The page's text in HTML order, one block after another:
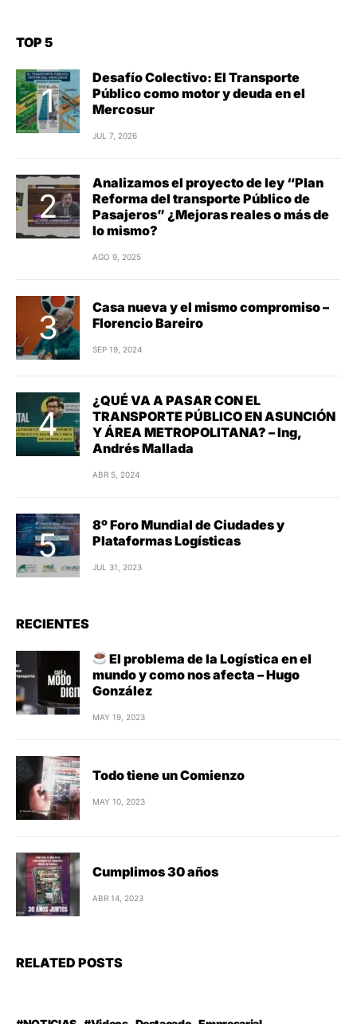
TOP 5
Desafío Colectivo: El Transporte
Público como motor y deuda en el
Mercosur
JUL 7, 2026
Analizamos el proyecto de ley “Plan
Reforma del transporte Público de
Pasajeros” ¿Mejoras reales o más de
lo mismo?
AGO 9, 2025
Casa nueva y el mismo compromiso –
Florencio Bareiro
SEP 19, 2024
¿QUÉ VA A PASAR CON EL
TRANSPORTE PÚBLICO EN ASUNCIÓN
Y ÁREA METROPOLITANA? – Ing,
Andrés Mallada
ABR 5, 2024
8º Foro Mundial de Ciudades y
Plataformas Logísticas
JUL 31, 2023
RECIENTES
El problema de la Logística en el
mundo y como nos afecta – Hugo
González
MAY 19, 2023
Todo tiene un Comienzo
MAY 10, 2023
Cumplimos 30 años
ABR 14, 2023
RELATED POSTS